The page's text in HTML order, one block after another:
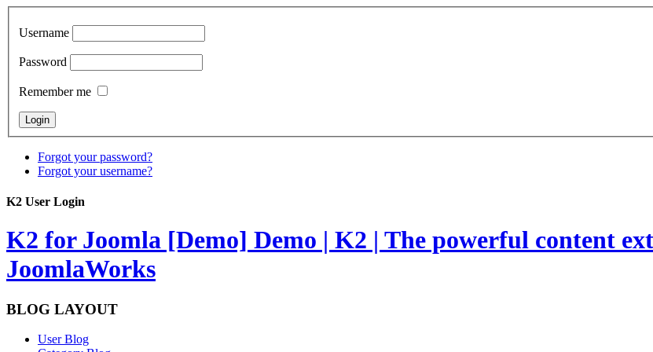
Username
Password
Remember me
Forgot your password?
Forgot your username?
K2 User Login
K2 for Joomla [Demo] Demo | K2 | The powerful content
JoomlaWorks
BLOG LAYOUT
User Blog